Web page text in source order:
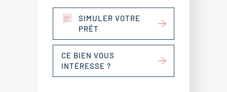
SIMULER VOTRE
PRÊT
CE BIEN VOUS
INTÉRESSE ?